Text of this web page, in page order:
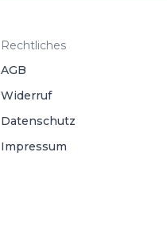
Rechtliches
AGB
Widerruf
Datenschutz
Impressum